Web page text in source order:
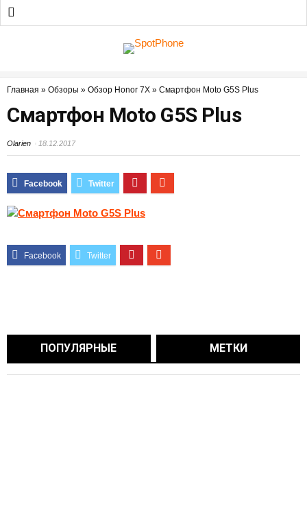
Главная » Обзоры » Обзор Honor 7X » Смартфон Moto G5S Plus
Смартфон Moto G5S Plus
Olarien 18.12.2017
ПОПУЛЯРНЫЕ МЕТКИ